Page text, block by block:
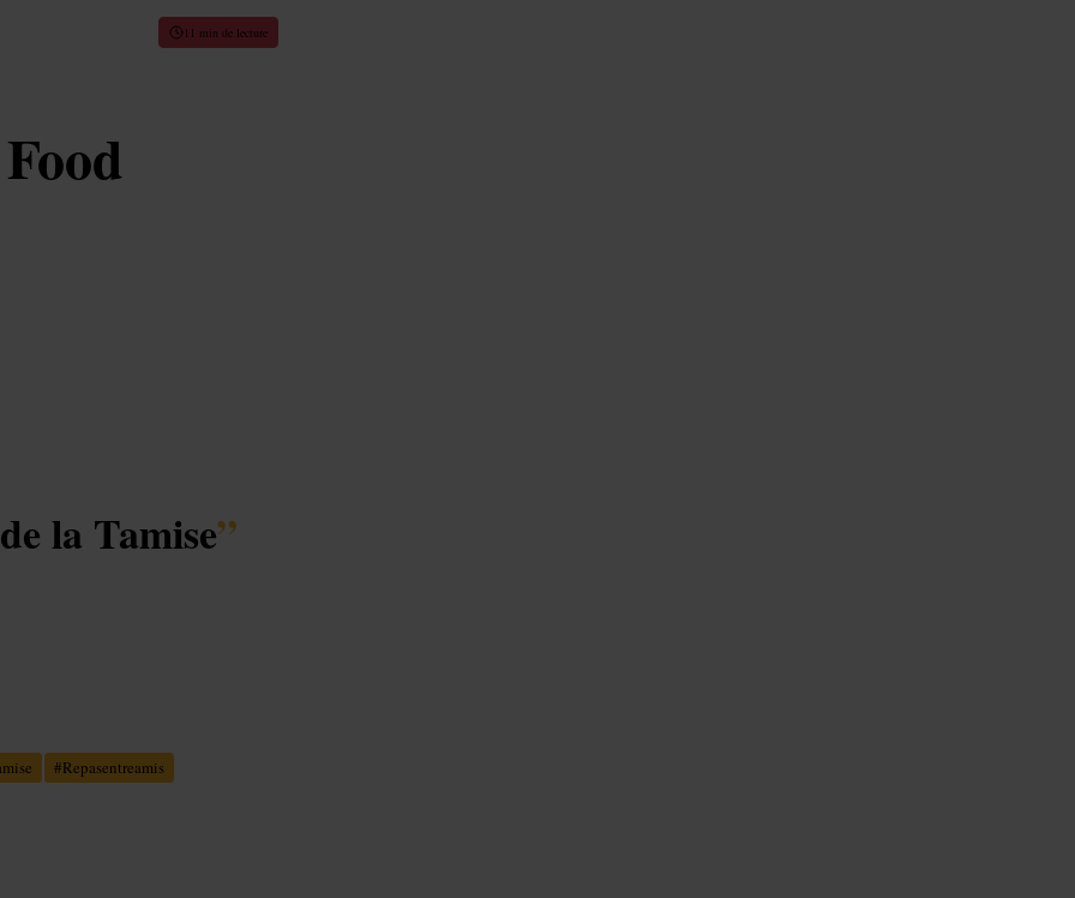
11 min de lecture
la Tamise”
#Repasentreamis